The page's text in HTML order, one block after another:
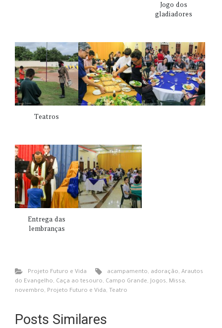
Jogo dos
gladiadores
Teatros
Entrega das
lembranças
Projeto Futuro e Vida acampamento, adoração,Arautos
do Evangelho, Caça ao tesouro, Campo Grande, Jogos, Missa,
novembro, Projeto Futuro e Vida, Teatro
Posts Similares